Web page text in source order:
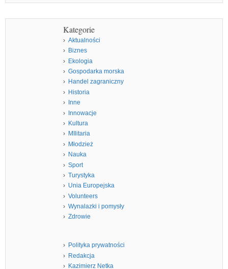
Kategorie
Aktualności
Biznes
Ekologia
Gospodarka morska
Handel zagraniczny
Historia
Inne
Innowacje
Kultura
MIlitaria
Młodzież
Nauka
Sport
Turystyka
Unia Europejska
Volunteers
Wynalazki i pomysły
Zdrowie
Polityka prywatności
Redakcja
Kazimierz Netka